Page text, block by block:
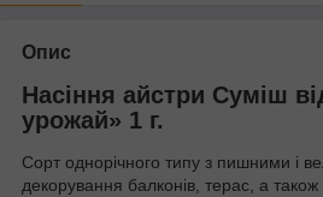
Опис
Насіння айстри Суміш
урожай» 1 г.
Сорт однорічного типу з пишними і
декорування балконів, терас, а